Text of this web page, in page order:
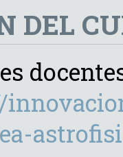
DEL